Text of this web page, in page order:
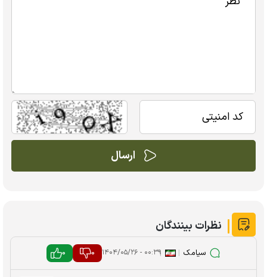
نظرات بینندگان
سیامک |
|۰۰:۳۹ - ۱۴۰۴/۰۵/۲۶ 0
0